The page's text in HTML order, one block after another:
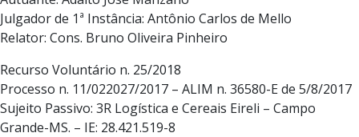
Julgador de 1ª Instância: Antônio Carlos de Mello
Relator: Cons. Bruno Oliveira Pinheiro
Recurso Voluntário n. 25/2018
Processo n. 11/022027/2017 – ALIM n. 36580-E de 5/8/2017
Sujeito Passivo: 3R Logística e Cereais Eireli – Campo
Grande-MS. – IE: 28.421.519-8